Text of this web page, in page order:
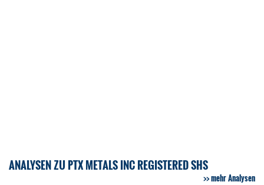
ANALYSEN ZU PTX METALS INC REGISTERED SHS
mehr Analysen